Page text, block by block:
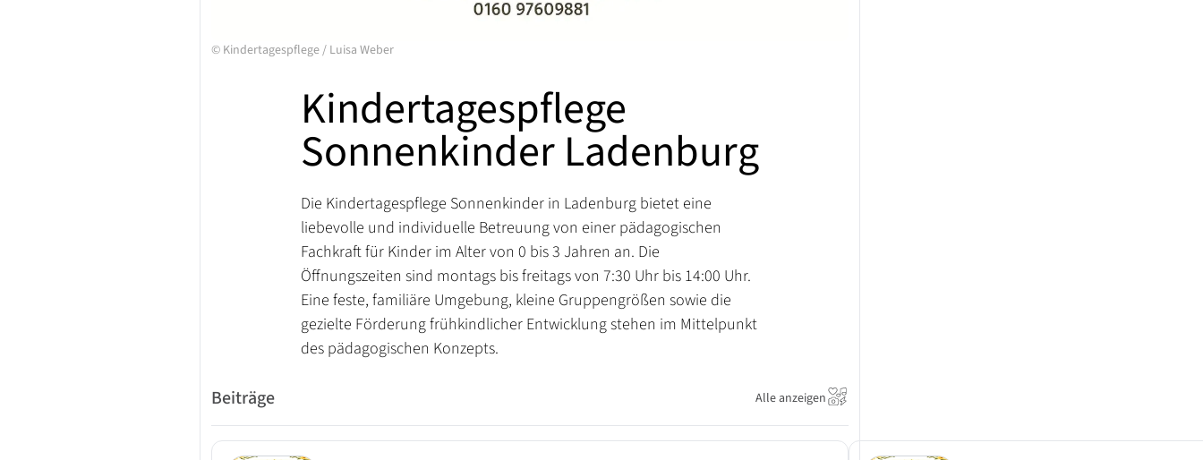
© Kindertagespflege/ Luisa Weber
Kindertagespflege
Sonnenkinder Ladenburg
Die Kindertagespflege Sonnenkinder in Ladenburg bietet eine
liebevolle und individuelle Betreuung von einer pädagogischen
Fachkraft für Kinder im Alter von 0 bis 3 Jahren an. Die
Öffnungszeiten sind montags bis freitags von 7:30 Uhr bis 14:00 Uhr.
Eine feste, familiäre Umgebung, kleine Gruppengrößen sowie die
gezielte Förderung frühkindlicher Entwicklung stehen im Mittelpunkt
des pädagogischen Konzepts.
Beiträge Alle anzeigen